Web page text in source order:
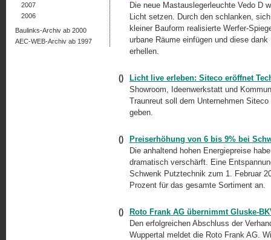
Die neue Mastauslegerleuchte Vedo D
Licht setzen. Durch den schlanken,
kleiner Bauform realisierte Werfer-
urbane Räume einfügen und diese
erhellen.
()
Licht live erleben: Siteco eröffnet
Showroom, Ideenwerkstatt und
Traunreut soll dem Unternehmen
geben.
()
Preiserhöhung von 6 bis 9% bei
Die anhaltend hohen Energiepreise
dramatisch verschärft. Eine
Schwenk Putztechnik zum 1. Februar
Prozent für das gesamte Sortiment an.
()
Roto Frank AG übernimmt Gluske-
Den erfolgreichen Abschluss der
Wuppertal meldet die Roto Frank AG.
2007
2006
Baulinks-Archiv ab 2000
AEC-WEB-Archiv ab 1997